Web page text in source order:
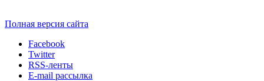
Полная версия сайта
Facebook
Twitter
RSS-ленты
E-mail рассылка